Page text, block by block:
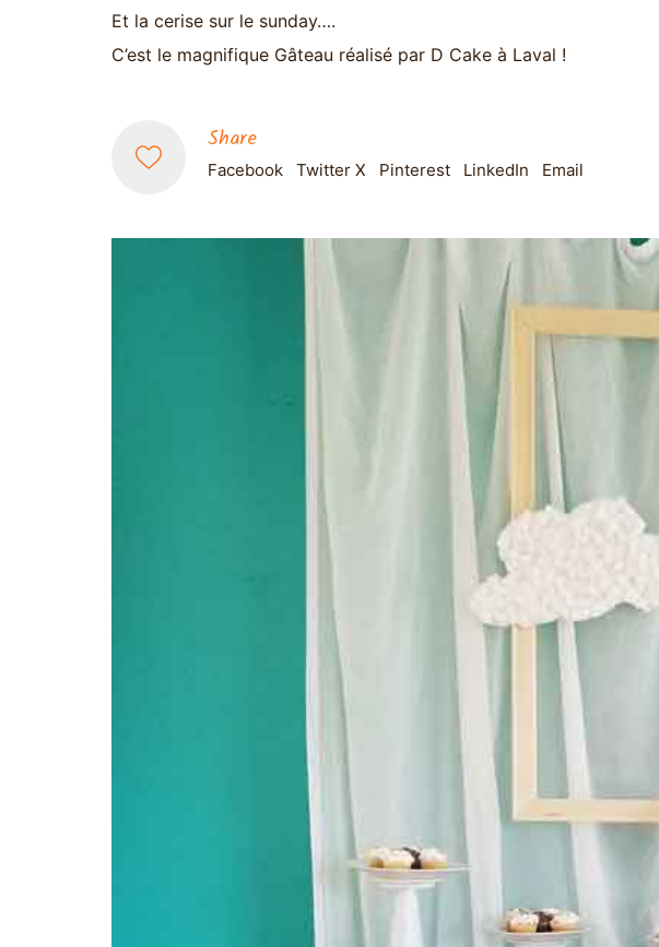
Et la cerise sur le sunday….
C’est le magnifique Gâteau réalisé par D Cake à Laval !
Share
Facebook Twitter X Pinterest LinkedIn Email